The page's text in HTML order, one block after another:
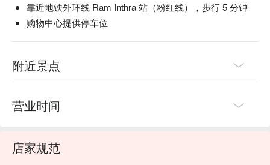
靠近地铁外环线 Ram Inthra 站（粉红线），步行 5 分钟
购物中心提供停车位
附近景点
营业时间
店家规范